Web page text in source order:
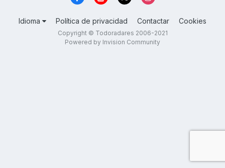
Idioma Política de privacidad Contactar Cookies
Copyright © Todoradares 2006-2021
Powered by Invision Community